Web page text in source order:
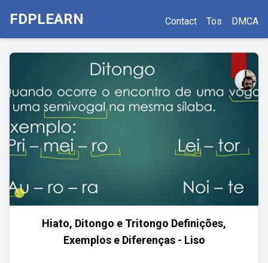
FDPLEARN Contact Tos DMCA
Hiato, Ditongo e Tritongo Definições,
Exemplos e Diferenças - Liso